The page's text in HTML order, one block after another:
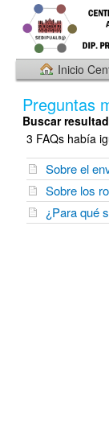
Inicio
Preguntas
Buscar
3 FAQs había
Sobre el
Sobre los
¿Para qué